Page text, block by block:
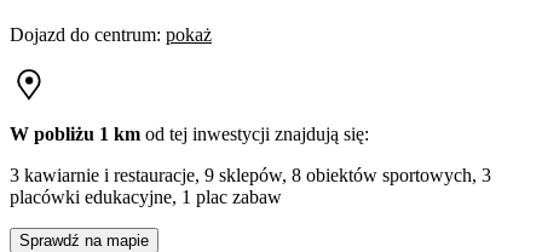
Dojazd do centrum: pokaż
W pobliżu 1 km od tej inwestycji znajdują się:
3 kawiarnie i restauracje, 9 sklepów, 8 obiektów sportowych, 3
placówki edukacyjne, 1 plac zabaw
Sprawdź na mapie